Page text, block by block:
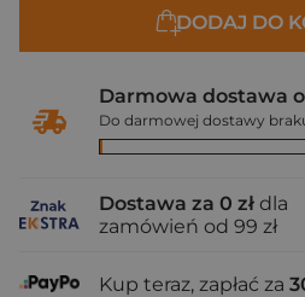
DODAJ DO
Darmowa dostawa
Do darmowej dostawy
Dostawa za 0 zł dla
zamówień od 99 zł
Kup teraz, zapłać za